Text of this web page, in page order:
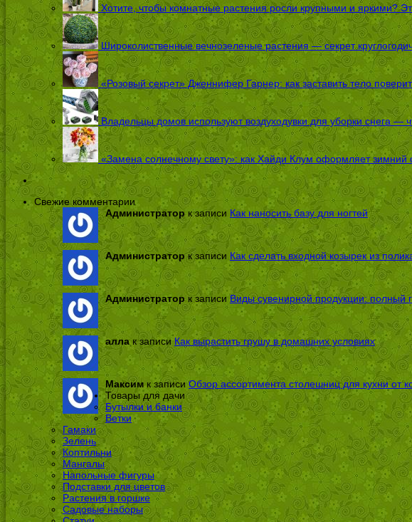
Хотите, чтобы комнатные растения росли крупными и яркими?
Широколиственные вечнозеленые растения — секрет
«Розовый секрет» Дженнифер Гарнер: как заставить тело
Владельцы домов используют воздуходувки для уборки снега —
«Замена солнечному свету»: как Хайди Клум оформляет зимний
Свежие комментарии
Администратор к записи Как наносить базу для ногтей
Администраторк записи Как сделать входной козырек из
Администраторк записиВиды сувенирной продукции: полный
аллак записиКак вырастить грушу в домашних условиях
Максимк записиОбзор ассортимента столешниц для кухни
Товары для дачи
Бутылки и банки
Ветки
Гамаки
Зелень
Коптильни
Мангалы
Напольные фигуры
Подставки для цветов
Растения в горшке
Садовые наборы